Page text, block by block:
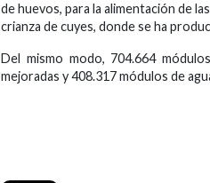
de huevos, para la alimentación de
crianza de cuyes, donde se ha
Del mismo modo, 704.664
mejoradas y 408.317 módulos de